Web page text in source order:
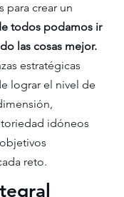
para crear un
todos podamos ir
las cosas mejor.
estratégicas
lograr el nivel de
idóneos
reto.